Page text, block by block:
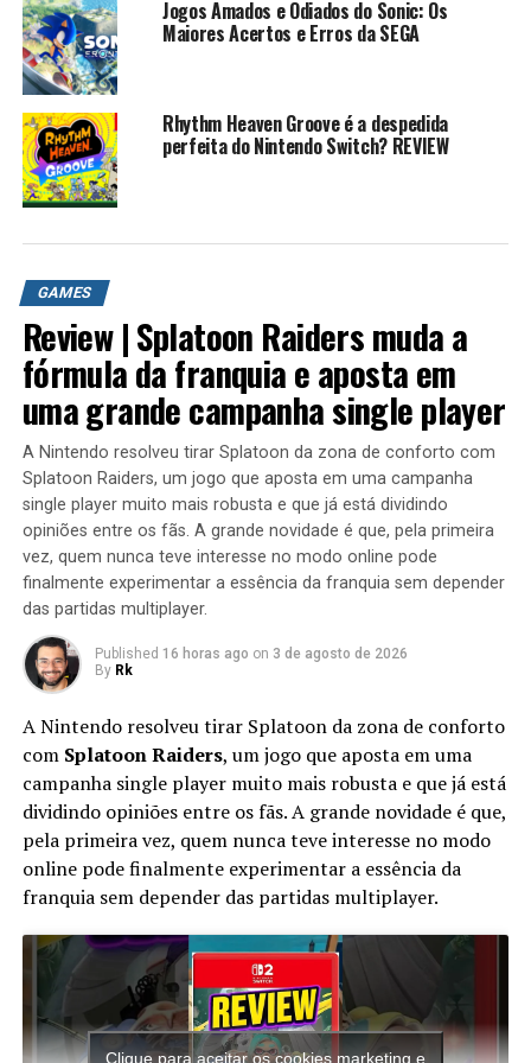
determinado personagem pode fazer. Por exemplo, o
Bob Esponja é necessário para usar bombas de bolhas
para explodir um pilar, Danny é necessário para usar
Lamento fantasmagórico em alguns vidros, Timmy é
necessário usar a luva de congelamento para congelar
um pouco de água ou Jimmy precisa derrubar algumas
coisas com seu nêutron Flare.
mundos (e estranhamente, dentro de si mesmo) para
que ele possa atualizar as armas e habilidades do
jogador.
A versão DS é um jogo de plataforma totalmente 3D
onde o jogador controla um dos quatro personagens de
cada vez, que pode ser selecionado a qualquer momento
via touchscreen, enquanto a versão GBA é um jogo de
plataforma 2D onde ele / ela tem que alternar entre os
dois caracteres dados no início do nível para progredir.
Ele usa sprites 3D pré-renderizados com base nos
modelos da versão DS.
O jogador é apresentado pela primeira vez a Bob
Esponja, que percebe que o Plâncton assumiu o controle
da Fenda do Biquíni. Então Goddard sai de um portal e
exibe uma mensagem para Bob Esponja de Jimmy
Neutron. Seguindo Goddard através do portal, ele
encontra Jimmy, Danny Phantom e Timmy Turner.
Jimmy reveste Bob Esponja com umidade auto-
regeneradora para mantê-lo saudável. Jimmy então
explica que sua última invenção, a Máquina de Portal do
Universo (um dispositivo para abrir portais para outras
dimensões) foi copiada pelo Prof. Calamitous, que
passou a usá-la para formar um Sindicato com
Plâncton, Vlad Plasmius e Denzel Crocker; eles já
começaram a roubar energia de cada um de seus mundos
para seu plano mestre. Já que o covil de Calamitous não
Jogos Amados e Odiados do Sonic: Os
Maiores Acertos e Erros da SEGA
Rhythm Heaven Groove é a despedida
perfeita do Nintendo Switch? REVIEW
GAMES
Review | Splatoon Raiders muda a
fórmula da franquia e aposta em
uma grande campanha single player
A Nintendo resolveu tirar Splatoon da zona de conforto com
Splatoon Raiders, um jogo que aposta em uma campanha
single player muito mais robusta e que já está dividindo
opiniões entre os fãs. A grande novidade é que, pela primeira
vez, quem nunca teve interesse no modo online pode
finalmente experimentar a essência da franquia sem depender
das partidas multiplayer.
Published 16 horas ago on 3 de agosto de 2026
By Rk
A Nintendo resolveu tirar Splatoon da zona de conforto
com Splatoon Raiders, um jogo que aposta em uma
campanha single player muito mais robusta e que já está
dividindo opiniões entre os fãs. A grande novidade é que,
pela primeira vez, quem nunca teve interesse no modo
online pode finalmente experimentar a essência da
franquia sem depender das partidas multiplayer.
Clique para aceitar os cookies marketing e